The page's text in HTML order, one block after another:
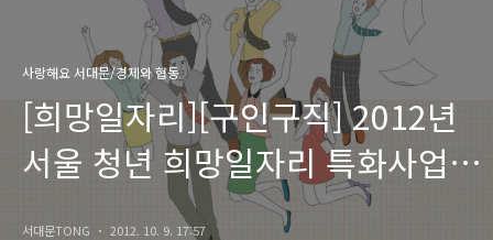
사랑해요 서대문/경제와 협동
[희망일자리][구인구직] 2012년
서울 청년 희망일자리 특화사업
참여자를 추가모집합니다.
서대문TONG 2012. 10. 9. 17:57